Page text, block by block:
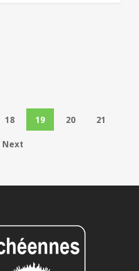
18 19 20 21
Next